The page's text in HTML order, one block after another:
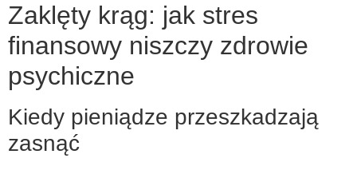
Zaklęty krąg: jak stres
finansowy niszczy zdrowie
psychiczne
Kiedy pieniądze przeszkadzają
zasnąć